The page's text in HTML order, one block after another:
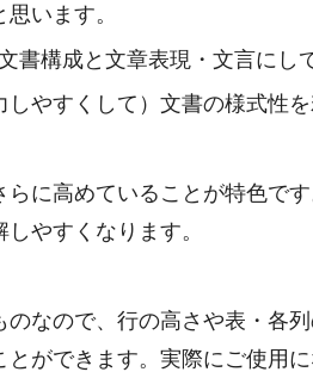
います。
書構成と文章表現・文言にし
やすくして）文書の様式性を
に高めていることが特色で
やすくなります。
なので、行の高さや表・各
ができます。実際にご使用